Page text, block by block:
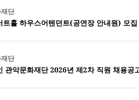
단
트홀 하우스어텐던트(공연장 안내원) 모
단
관악문화재단 2026년 제2차 직원 채용공